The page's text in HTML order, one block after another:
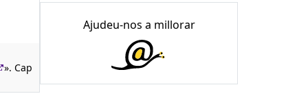
». Cap
Ajudeu-nos a millorar